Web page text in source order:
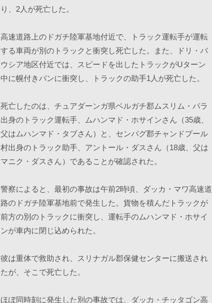
り、2人が死亡した。
高速道路上のドガチ陸軍基地付近で、トラック運転手が運転
する車両が別のトラックと衝突し死亡した。また、ドリ・バ
ウシア地区付近では、スピードを出したトラックがUターン
中に幌付きバンに衝突し、トラックの助手1人が死亡した。
死亡したのは、チュアダーンガ県ベルガチ郡ムスリム・パラ
出身のトラック運転手、ムハンマド・ホサインさん（35歳、
父はムハンマド・タブさん）と、センバグ郡チャンドプール
村出身のトラック助手、アントール・ダスさん（18歳、父は
マニク・ダスさん）であることが確認された。
警察によると、最初の事故は午前2時頃、ダッカ・マワ高速道
路のドガチ陸軍基地前で発生した。貨物を積んだトラックが
前方の別のトラックに衝突し、運転手のムハンマド・ホサイ
ンが車内に閉じ込められた。
彼は重体で救助され、スリナガル郡保健センターに搬送され
たが、そこで死亡した。
ほぼ同時刻に発生した別の事故では、ダッカ・チッタゴン高